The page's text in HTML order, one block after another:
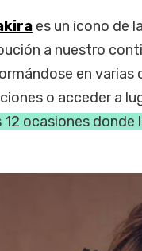
es un ícono de
a nuestro
en varias
o acceder a
12 ocasiones